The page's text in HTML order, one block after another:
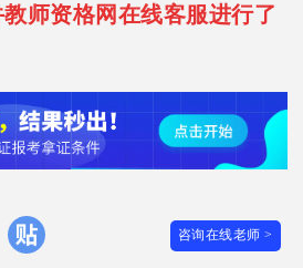
师资格网在线客服进行了
咨询在线老师 >